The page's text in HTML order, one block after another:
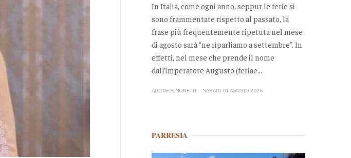
In Italia, come ogni anno, seppur le ferie si
sono frammentate rispetto al passato, la
frase più frequentemente ripetuta nel mese
di agosto sarà “ne riparliamo a settembre”. In
effetti, nel mese che prende il nome
dall’imperatore Augusto (feriae...
ALCIDE SIMONETTI SABATO 01 AGOSTO 2026
PARRESIA